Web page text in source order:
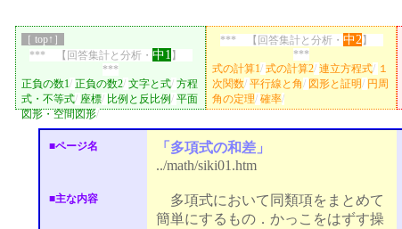
［ top↑］
*** 【回答集計と分析・ 中1 】
***
正負の数1/ 正負の数2/ 文字と式/ 方程
式・不等式/ 座標/ 比例と反比例/ 平面
図形・空間図形/
*** 【回答集計と分析・ 中2】
***
式の計算1/ 式の計算2/ 連立方程式/ １
次関数/ 平行線と角/ 図形と証明/ 円周
角の定理/ 確率/
■ページ名
「多項式の和差」
../math/siki01.htm
■主な内容
多項式において同類項をまとめて
簡単にするもの．かっこをはずす操